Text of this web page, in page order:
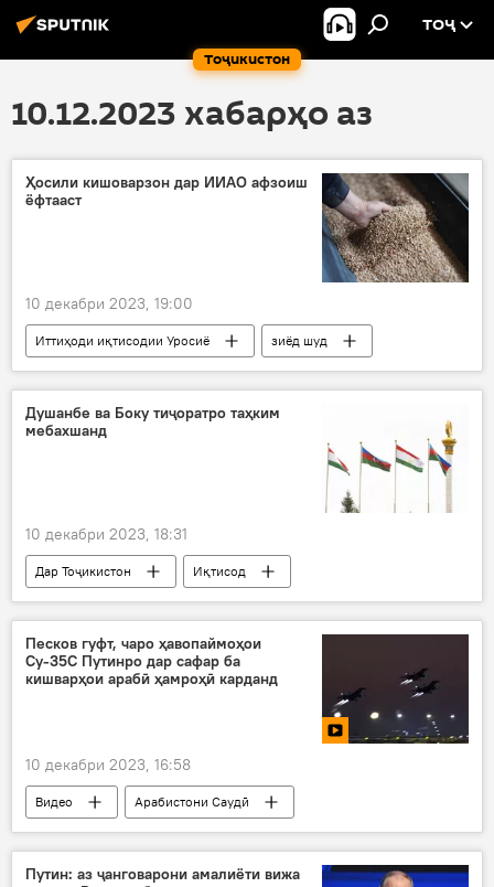
Тоҷикистон
ТОҶ
10.12.2023 хабарҳо аз
Ҳосили кишоварзон дар ИИАО афзоиш
ёфтааст
10 декабри 2023, 19:00
Иттиҳоди иқтисодии Уросиё
зиёд шуд
ҳосил
кишоварзӣ
картошка
ғалла
чорво
Душанбе ва Боку тиҷоратро таҳким
мебахшанд
10 декабри 2023, 18:31
Дар Тоҷикистон
Иқтисод
Озарбойҷон
савдо
хориҷ
табодули мол
Песков гуфт, чаро ҳавопаймоҳои
Су-35С Путинро дар сафар ба
кишварҳои арабӣ ҳамроҳӣ карданд
10 декабри 2023, 16:58
Видео
Арабистони Саудӣ
Имороти Муттаҳидаи Араб
боздид
ҳавопаймо
Владимир Путин
Путин: аз ҷанговарони амалиёти вижа